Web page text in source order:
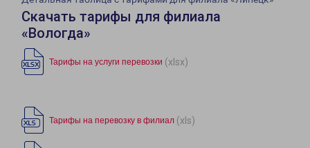
Скачать тарифы для филиала
«Вологда»
Тарифы на услуги перевозки (xlsx)
Тарифы на перевозку в филиал (xls)